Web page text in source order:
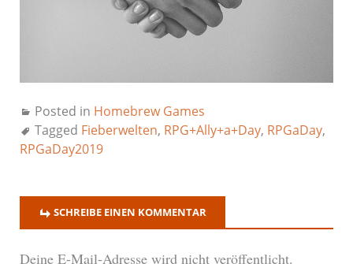
Posted in Homebrew Games
Tagged Fieberwelten, RPG+Ally+a+Day, RPGaDay,
RPGaDay2019
SCHREIBE EINEN KOMMENTAR
Deine E-Mail-Adresse wird nicht veröffentlicht.